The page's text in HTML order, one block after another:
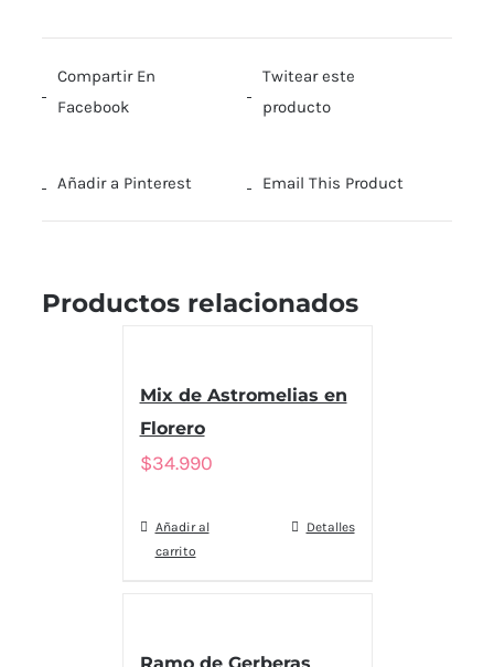
Compartir En
Facebook
Twitear este
producto
Añadir a Pinterest Email This Product
Productos relacionados
Mix de Astromelias en
Florero
$34.990
Añadir al
carrito
Detalles